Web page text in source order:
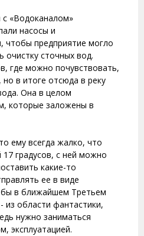
«Водоканалом»
насосы и
чтобы предприятие могло
очистку сточных вод.
где можно почувствовать,
но в итоге отсюда в реку
Она в целом
которые заложены в
ему всегда жалко, что
градусов, с ней можно
какие-то
ее в виде
бы в ближайшем Третьем
из области фантастики,
нужно заниматься
эксплуатацией.